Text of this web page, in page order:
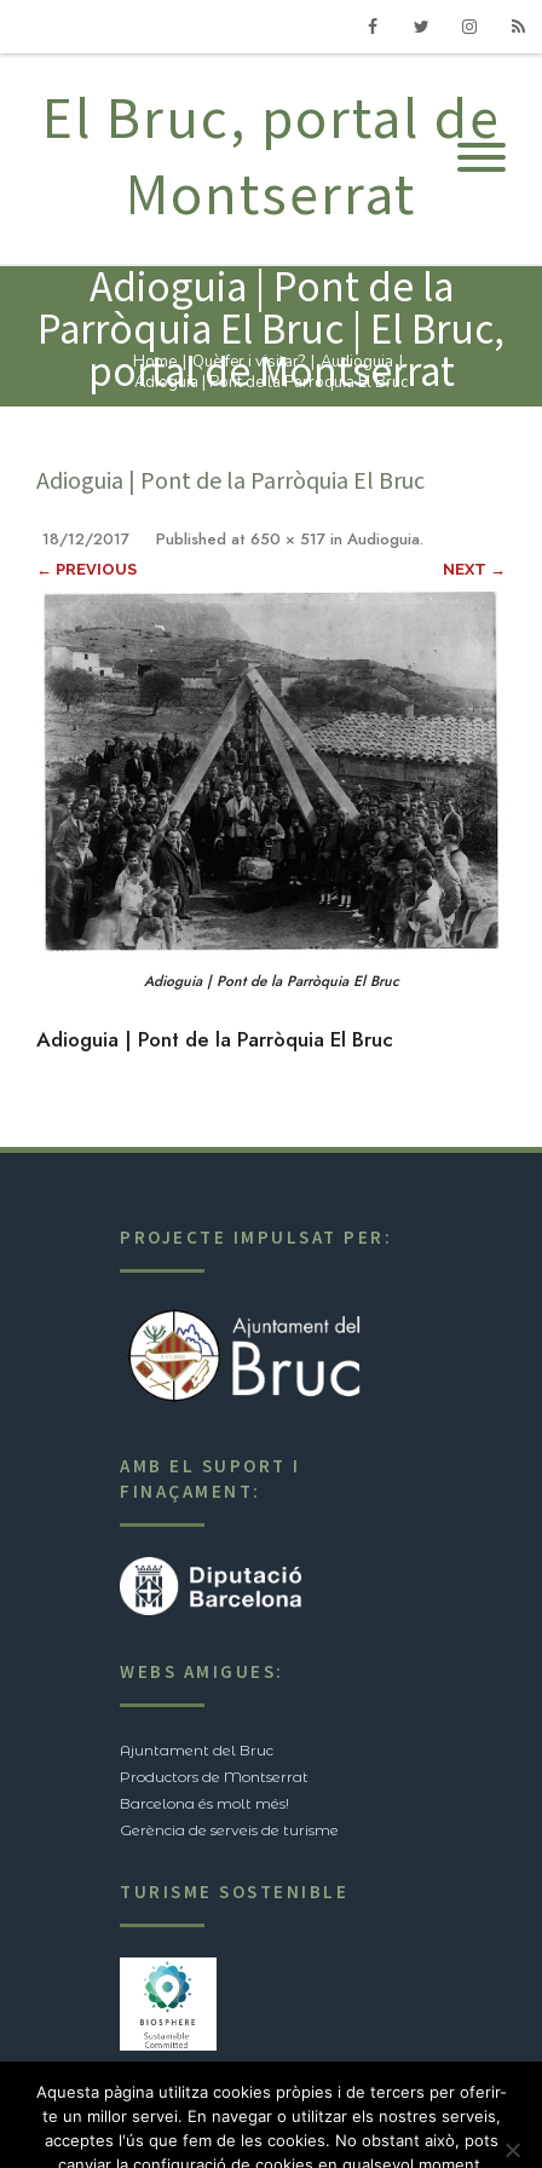
El Bruc, portal de
Montserrat
Adioguia | Pont de la
Parròquia El Bruc | El Bruc,
portal de Montserrat
Home Què fer i visitar? Audioguia |
Adioguia | Pont de la Parròquia El Bruc
Adioguia | Pont de la Parròquia El Bruc
Published
18/12/2017 at 650 × 517 in Audioguia.
← PREVIOUS NEXT →
Adioguia | Pont de la Parròquia El Bruc
Adioguia | Pont de la Parròquia El Bruc
PROJECTE IMPULSAT PER:
AMB EL SUPORT I
FINAÇAMENT:
WEBS AMIGUES:
Ajuntament del Bruc
Productors de Montserrat
Barcelona és molt més!
Gerència de serveis de turisme
TURISME SOSTENIBLE
2017 © Ajuntament del Bruc | Avís legal
Aquesta pàgina utilitza cookies pròpies i de tercers per oferir-
te un millor servei. En navegar o utilitzar els nostres serveis,
acceptes l'ús que fem de les cookies. No obstant això, pots